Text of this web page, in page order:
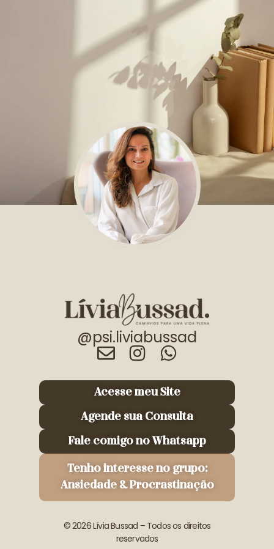
@psi.liviabussad
Acesse meu Site
Agende sua Consulta
Fale comigo no Whatsapp
Tenho interesse no grupo:
Ansiedade & Procrastinação
© 2026 Lívia Bussad – Todos os direitos
reservados